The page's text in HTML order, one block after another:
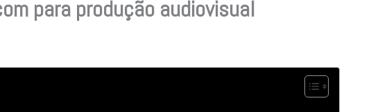
para produção audiovisual